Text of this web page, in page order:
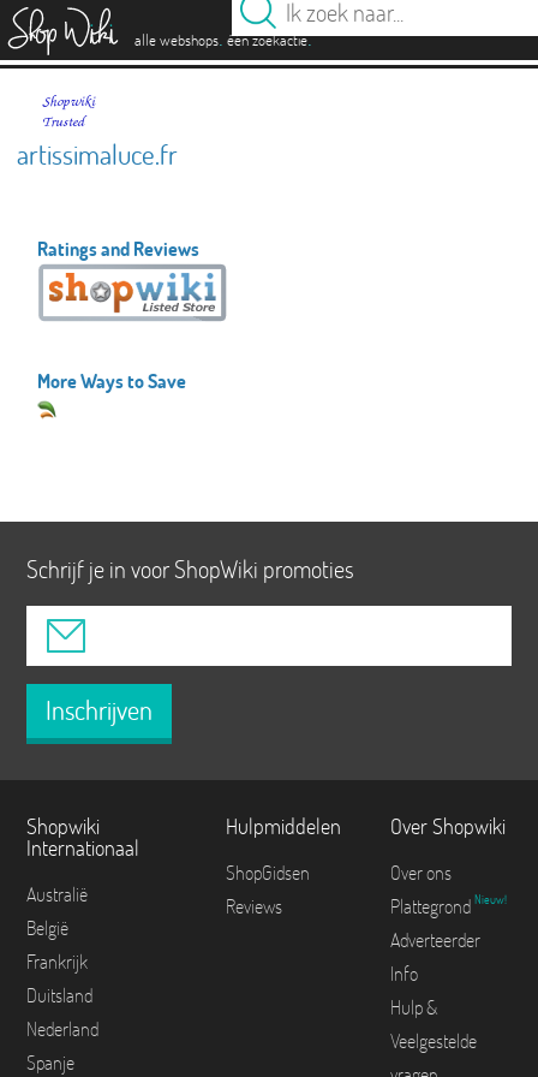
alle webshops. één zoekactie.
artissimaluce.fr
Ratings and Reviews
More Ways to Save
Schrijf je in voor ShopWiki promoties
Inschrijven
Shopwiki
Internationaal
Australië
België
Frankrijk
Duitsland
Nederland
Spanje
Hulpmiddelen
ShopGidsen
Reviews
Over Shopwiki
Over ons
Plattegrond Nieuw!
Adverteerder
Info
Hulp &
Veelgestelde